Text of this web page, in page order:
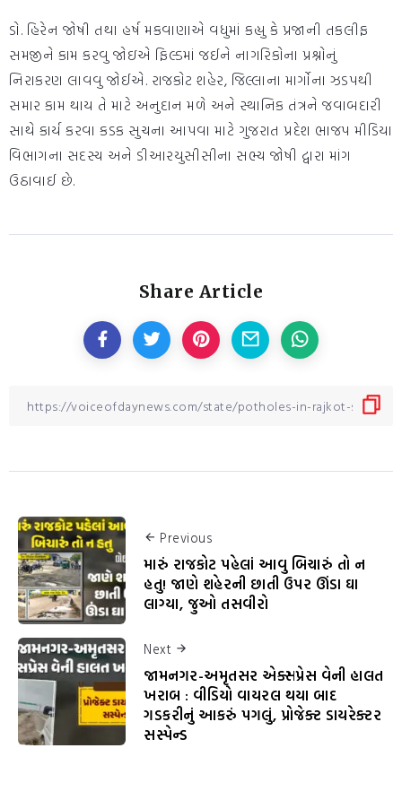
ડો. હિરેન જોષી તથા હર્ષ મકવાણાએ વધુમાં કહ્યુ કે પ્રજાની તકલીફ
સમજીને કામ કરવુ જોઇએ ફિલ્ડમાં જઈને નાગરિકોના પ્રશ્નોનું
નિરાકરણ લાવવુ જોઈએ. રાજકોટ શહેર, જિલ્લાના માર્ગોના ઝડપથી
સમાર કામ થાય તે માટે અનુદાન મળે અને સ્થાનિક તંત્રને જવાબદારી
સાથે કાર્ય કરવા કડક સુચના આપવા માટે ગુજરાત પ્રદેશ ભાજપ મીડિયા
વિભાગના સદસ્ય અને ડીઆરયુસીસીના સભ્ય જોષી દ્વારા માંગ
ઉઠાવાઈ છે.
Share Article
Previous
મારું રાજકોટ પહેલાં આવુ બિચારું તો ન
હતુ! જાણે શહેરની છાતી ઉપર ઊંડા ઘા
લાગ્યા, જુઓ તસવીરો
Next
જામનગર-અમૃતસર એક્સપ્રેસ વેની હાલત
ખરાબ : વીડિયો વાયરલ થયા બાદ
ગડકરીનું આકરું પગલું, પ્રોજેક્ટ ડાયરેક્ટર
સસ્પેન્ડ